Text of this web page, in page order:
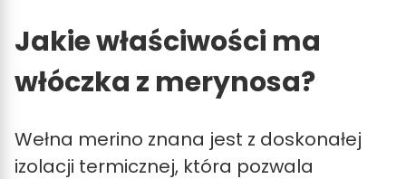
Jakie właściwości ma
włóczka z merynosa?
Wełna merino znana jest z doskonałej
izolacji termicznej, która pozwala